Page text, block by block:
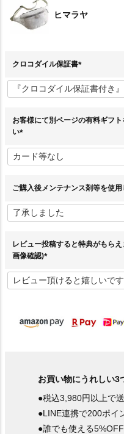
ヒマラヤ
クロコダイル保証書
必
須
お客様にて別ページの有料ギフ
い
必
須
ご購入後メンテナンス剤等を使
レビュー投稿すると特典がもら
画像確認)
必
須
お買い物にうれしい3
●税込3,980円以上で
●LINE連携で200ポイ
●誰でも使える